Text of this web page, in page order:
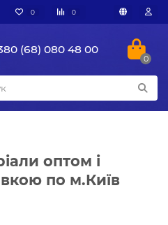
0 0
(68) 080 48 00
0
оптом і
по м.Київ